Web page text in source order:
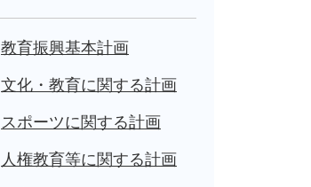
教育振興基本計画
文化・教育に関する計画
スポーツに関する計画
人権教育等に関する計画